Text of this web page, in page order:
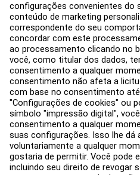
Hub de Educação
Sobre
Encontre um Distribuidor
Encontre uma loja
Legal
Acessibilidade
Carreiras
Entrar no Facility Connect